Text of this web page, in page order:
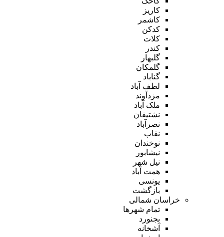
کاریز
کاشمر
کدکن
کلات
کندر
گلبهار
گلمکان
گناباد
لطف آباد
مزدآوند
ملک آباد
نشتیفان
نصرآباد
نقاب
نوخندان
نیشابور
نیل شهر
همت آباد
یونسی
بازگشت
خراسان شمالی
تمام شهر‌ها
بجنورد
آشخانه